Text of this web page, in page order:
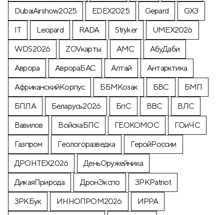
DubaiAirshow2025
EDEX2025 Gepard
GX3
IT
Leopard RADA Stryker
UMEX2026
WDS2026
ZOVкарты АМС
АбуДаби
Аврора
АврораБАС Алтай
Антарктика
АфриканскийКорпус
ББМКозак БВС
БМП
БПЛА
Беларусь2026 БпС ВВС
ВЛС
Вавилов
ВойскаБПС ГЕОКОМОС
ГОиЧС
Газпром
Геологоразведка
ГеройРоссии
ДРОНТЕХ2026
ДеньОружейника
ДикаяПрирода
ДронЭкспо
ЗРКPatriot
ЗРКБук
ИННОПРОМ2026
ИРРА